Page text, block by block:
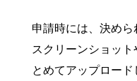
申請時には、決めら
スクリーンショッ
とめてアップロード